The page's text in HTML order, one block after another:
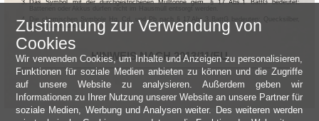
Das Symbol mit der durchgestrichenen Mülltonne gem. § 17 Abs.1 BattG bedeutet:
Die chemischen Symbole Hg, Cd, und Pb nach § 17 Abs.3 BattG bedeuten: Quecksilber,
Cadmium und Blei.
HINWEIS NACH 2013/11/EU
Zustimmung zur Verwendung von
Cookies
Wir verwenden Cookies, um Inhalte und Anzeigen zu personalisieren,
Funktionen für soziale Medien anbieten zu können und die Zugriffe
auf unsere Website zu analysieren. Außerdem geben wir
Informationen zu Ihrer Nutzung unserer Website an unsere Partner für
soziale Medien, Werbung und Analysen weiter. Des weiteren werden